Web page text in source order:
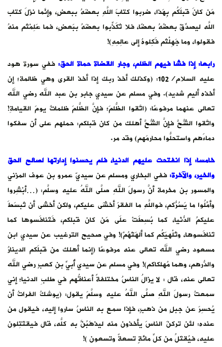
مَن كانَ قبلَكُم بِهَذا، ضربوا كتابَ اللَّهِ بعضَهُ ببعضٍ، وإنَّما نزلَ كتاب
اللَّه ليصدِّقَ بعضُهُ بعضًا، فلا تُكَذِّبوا بعضَهُ ببَعضٍ، فما عَلِمْتُم منهُ
فقولوا، وما جَهِلْتُم فَكِلوهُ إلى عالِمِهِ)!
رابعا: إذا فشا فيهم الظلم، وجار القضاة حماة الحق: ففي سورة هود
عليه السلام/102: (وكذلك أخذ ربك إذا أخذ القرى وهي ظالمة؛ إن
أخذه أليم شديد). وفي مسلم عن سيدي جابر بن عبد الله رضي الله
تعالى عنهما مرفوعًا: (اتَّقوا الظُّلمَ؛ فإنَّ الظُّلمَ ظلماتٌ يومَ القيامةِ!
واتَّقوا الشُّحَّ فإنَّ الشُّحَّ أهلك من كان قبلكم: حملهم على أن سفكوا
دماءَهم واستحلُّوا محارمَهم) وقد مر.
خامسا: إذا انفتحت عليهم الدنيا، فلم يحسنوا إدارتها لصالح الحق
والخير، والآخرة:ففي البخاري ومسلم عن سيديّ عمرو بن عوف المزني
والمسور بن مخرمة أنَّ رسولَ اللهِ صلَّى اللهُ عليه وسلَّم: (…أبْشِروا
وأمِّلُوا ما يَسُرُّكم، فواللَّهِ ما الفقرَ أخشَى عليكم، ولكن أخشى أن تُبسَطَ
عليكمُ الدُّنْيا، كما بُسِطَتْ علَى مَن كان قبلكم، فَتَنافَسوها كما
تَنافَسوها، وتُلْهيَكُم كما ألهَتْهُمْ)! وفي صحيح الترغيب عن سيدي ابن
مسعود رضي الله تعالى عنه مرفوعًا (إنما أهلك من قبلَكم الدينارُ
والدّرهمُ، وهما مُهلكاكم)! وفي مسلم عن سيدي أُبيِّ بنِ كعبٍ رضي الله
تعالى عنه، قال : لا يزالُ الناسُ مختلفةً أعناقُهم في طلبِ الدنيا؛ إني
سمعتُ رسولَ اللهِ صلَّى اللهُ عليه وسلَّمَ يقول: (يوشكُ الفراتُ أن
يُحسِرَ عن جبلٍ من ذهبٍ، فإذا سمع به الناسُ ساروا إليه، فيقول من
عنده: لئن تركنَ الناسَ يأخذون منه ليذهَبُنَّ به كلُّه، قال فيقتَتِلون
عليه، فيُقتَلُ من كلِّ مائةٍ تسعةٌ وتسعون )!